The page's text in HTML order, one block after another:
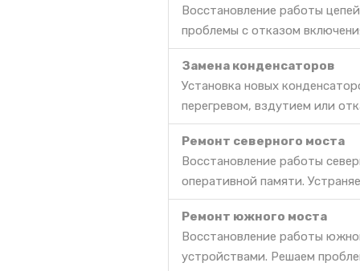
Восстановление работы
проблемы с отказом
Замена конденсаторов
Установка новых
перегревом, вздутием или
Ремонт северного моста
Восстановление работы
оперативной памяти.
Ремонт южного моста
Восстановление работы
устройствами. Решаем